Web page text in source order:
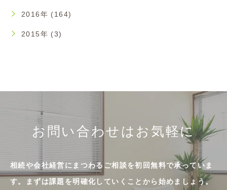
2016年 (164)
2015年 (3)
お問い合わせはお気軽に
相続や会社経営にまつわるご相談を初回無料で承っていま
す。まずは課題を明確化していくことから始めましょう。